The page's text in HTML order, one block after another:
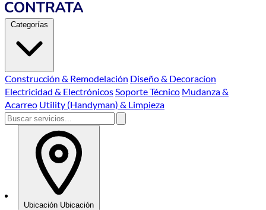
Categorías
Construcción & Remodelación Diseño & Decoracíon
Electricidad & ElectrónicosSoporte Técnico Mudanza &
Acarreo Utility (Handyman) & Limpieza
Ubicación Ubicación